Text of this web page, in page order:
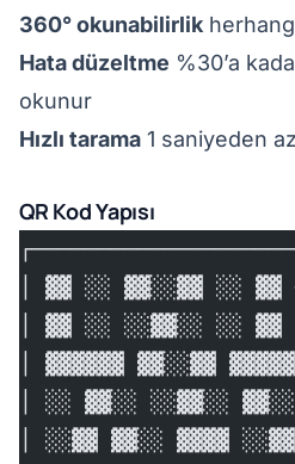
360° okunabilirlik
Hata düzeltme %30’a
okunur
Hızlı tarama 1 saniyeden
QR Kod Yapısı
│ ▓▓ ░░ ▓▓░░▓▓ ░░
│ ▓▓ ░░ ░░▓▓░░ ░░
│ ▓▓▓▓▓▓ ▓▓░░▓▓
│ ░░ ▓▓░░ ░░▓▓░░
│ ░░▓▓ ▓▓░░ ▓▓▓▓